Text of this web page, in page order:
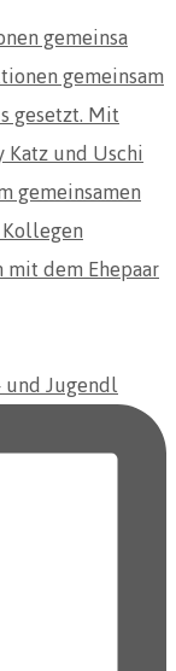
gemeinsa
und Jugendl